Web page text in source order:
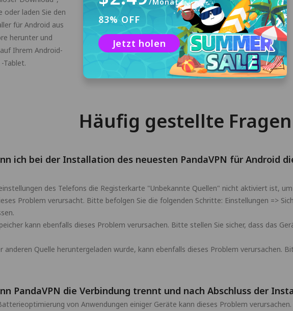
oder laden Sie den
für Android aus
herunter und
Ihrem Android-
Tablet.
ein 3-tägiges kostenloses Testkonto mit
automatischer Anmeldung, wenn Sie
PandaVPN zum ersten Mal installieren.
Häufig gestellte Fragen
ich bei der Installation des neuesten PandaVPN für Android
des Telefons die Registerkarte "Unbekannte Quellen" nicht aktiviert ist,
Problem verursacht. Bitte befolgen Sie die folgenden Schritte: Einstellungen =>
kann ebenfalls dieses Problem verursachen. Bitte stellen Sie sicher, dass das
anderen Quelle heruntergeladen wurde, kann ebenfalls dieses Problem verursachen.
PandaVPN die Verbindung trennt und nach Abschluss der
von Anwendungen einiger Geräte kann dieses Problem verursachen.
83% OFF
Jetzt holen